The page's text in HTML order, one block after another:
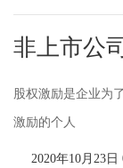
非上市公
股权激励是企业为
激励的个人
2020年10月23日